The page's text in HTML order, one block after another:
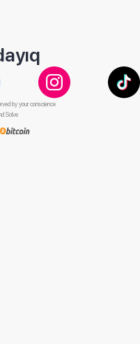
by your conscience
Solve